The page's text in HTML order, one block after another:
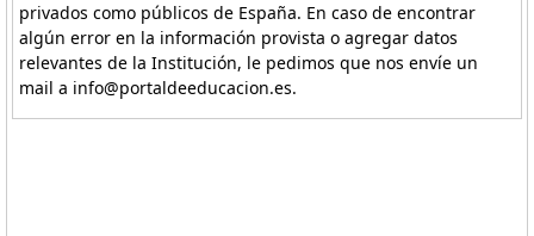
privados como públicos de España. En caso de encontrar
algún error en la información provista o agregar datos
relevantes de la Institución, le pedimos que nos envíe un
mail a info@portaldeeducacion.es.